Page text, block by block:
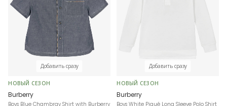
Добавить сразу
НОВЫЙ СЕЗОН
Burberry
Boys Blue Chambray Shirt with Burberry
Добавить сразу
НОВЫЙ СЕЗОН
Burberry
Boys White Piqué Long Sleeve Polo Shirt